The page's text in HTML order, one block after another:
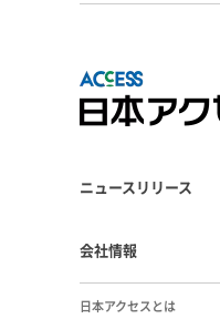
ニュースリリース
会社情報
日本アクセスとは